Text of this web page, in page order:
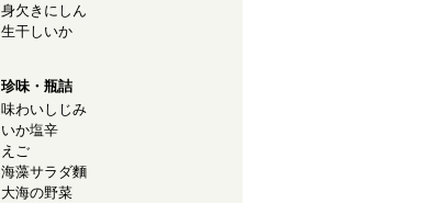
身欠きにしん
生干しいか
珍味・瓶詰
味わいしじみ
いか塩辛
えご
海藻サラダ麵
大海の野菜